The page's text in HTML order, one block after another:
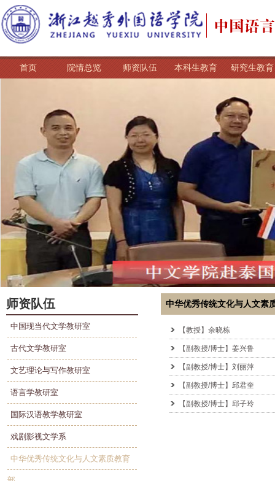
首页 院情总览 师资队伍 本科生教育 研究生教育
师资队伍
中国现当代文学教研室
古代文学教研室
文艺理论与写作教研室
语言学教研室
国际汉语教学教研室
戏剧影视文学系
中华优秀传统文化与人文素质教育
中华优秀传统文化与人文素
【教授】余晓栋
【副教授/博士】姜兴鲁
【副教授/博士】刘丽萍
【副教授/博士】邱君奎
【副教授/博士】邱子玲